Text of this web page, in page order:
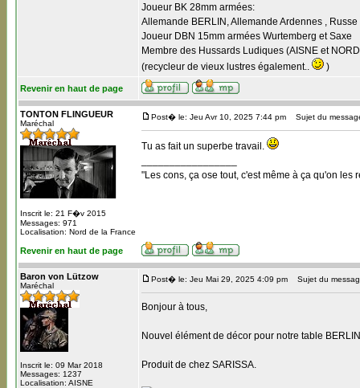
Joueur BK 28mm armées:
Allemande BERLIN, Allemande Ardennes ,
Joueur DBN 15mm armées Wurtemberg et Saxe
Membre des Hussards Ludiques (AISNE et
(recycleur de vieux lustres également..
)
Revenir en haut de page
TONTON FLINGUEUR
Maréchal
Inscrit le: 21 F�v 2015
Messages: 971
Localisation: Nord de la France
Post� le: Jeu Avr 10, 2025 7:44 pm Sujet du
Tu as fait un superbe travail.
"Les cons, ça ose tout, c'est même à ça qu'on les
Revenir en haut de page
Baron von Lützow
Maréchal
Inscrit le: 09 Mar 2018
Messages: 1237
Localisation: AISNE
Post� le: Jeu Mai 29, 2025 4:09 pm Sujet du
Bonjour à tous,
Nouvel élément de décor pour notre table
Produit de chez SARISSA.